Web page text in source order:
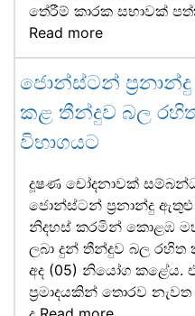
තේරීම් කාරක සභාවක්
Read more
ජොන්ස්ටන්
කළ තීන්දුව බල
විභාගයට
දූෂණ චෝදනාවක්
ජොන්ස්ටන් ප්‍රනාන්දු
නිදහස් කරමින් කොළඹ
ලබා දුන් තීන්දුව බල
අද (05) නියෝග කළේය.
ප්‍රමාදයකින් තොරව